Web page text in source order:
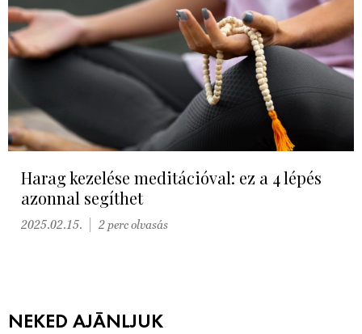
Harag kezelése meditációval: ez a 4 lépés
azonnal segíthet
2025.02.15. 2 perc olvasás
NEKED AJÁNLJUK